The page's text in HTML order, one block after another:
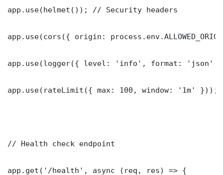
app.use(helmet()); // Security headers
app.use(cors({ origin:
app.use(logger({ level: 'info', format: 'json'
app.use(rateLimit({ max: 100, window: '1m' }));
// Health check endpoint
app.get('/health', async (req, res) => {